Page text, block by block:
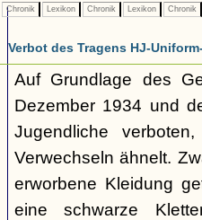
Chronik Lexikon Chronik Lexikon Chronik
Verbot des Tragens HJ-
Auf Grundlage des
Dezember 1934 und
Jugendliche
Verwechseln ähnelt.
erworbene Kleidung
eine schwarze